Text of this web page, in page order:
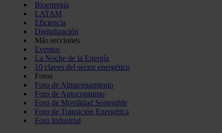
Bioenergía
LATAM
Eficiencia
Digitalización
Más secciones
Eventos
La Noche de la Energía
10 claves del sector energético
Foros
Foro de Almacenamiento
Foro de Autoconsumo
Foro de Movilidad Sostenible
Foro de Transición Energética
Foro Industrial